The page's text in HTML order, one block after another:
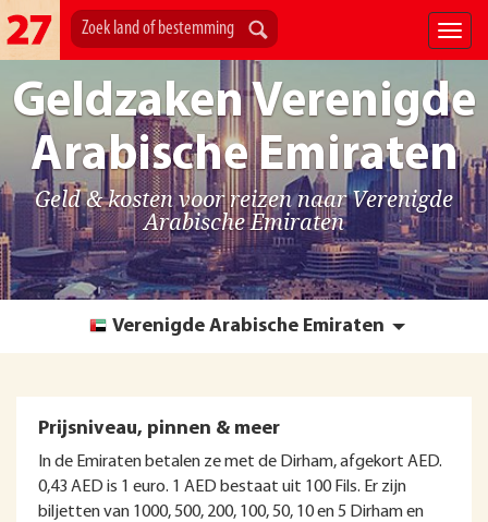
Geldzaken Verenigde
Arabische Emiraten
Geld & kosten voor reizen naar Verenigde
Arabische Emiraten
Verenigde Arabische Emiraten
Prijsniveau, pinnen & meer
In de Emiraten betalen ze met de Dirham, afgekort AED.
0,43 AED is 1 euro. 1 AED bestaat uit 100 Fils. Er zijn
biljetten van 1000, 500, 200, 100, 50, 10 en 5 Dirham en